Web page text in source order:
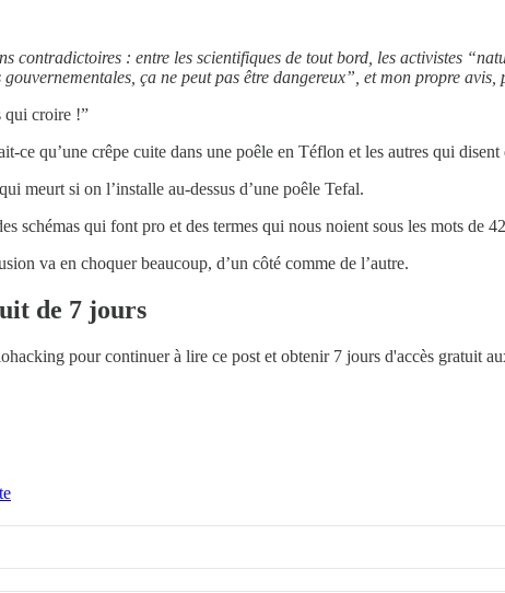
contradictoires : entre les scientifiques de tout bord, les activistes
ça ne peut pas être dangereux”, et mon propre avis,
qui croire !”
ce qu’une crêpe cuite dans une poêle en Téflon et les autres qui disent
meurt si on l’installe au-dessus d’une poêle Tefal.
schémas qui font pro et des termes qui nous noient sous les mots de
va en choquer beaucoup, d’un côté comme de l’autre.
de 7 jours
pour continuer à lire ce post et obtenir 7 jours d'accès gratuit